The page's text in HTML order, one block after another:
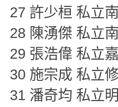
27 許少桓 私立
28 陳湧傑 私立
29 張浩偉 私立
30 施宗成 私立
31 潘奇均 私立